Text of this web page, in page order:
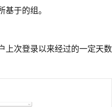
于的组。
上次登录以来经过的一定天数